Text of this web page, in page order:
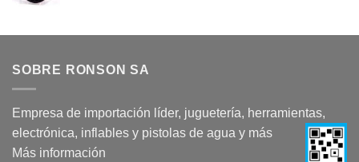
SOBRE RONSON SA
Empresa de importación líder, juguetería, herramientas,
electrónica, inflables y pistolas de agua y más
Más información